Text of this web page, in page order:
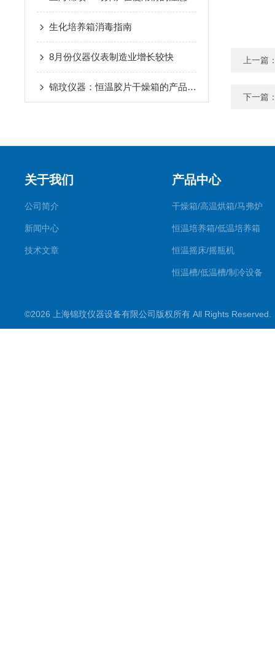
生化培养箱消毒指南
8月份仪器仪表制造业增长较快
锦玟仪器：恒温胶片干燥箱的产品结构简介
上一篇
下一篇
关于我们
公司简介
新闻中心
技术文章
产品中心
干燥箱/高温烘箱/马弗炉
恒温培养箱/低温培养箱
恒温摇床/摇瓶机
恒温槽/低温槽/制冷设备
超声波仪器
©2026 上海锦玟仪器设备有限公司版权所有 All Rights